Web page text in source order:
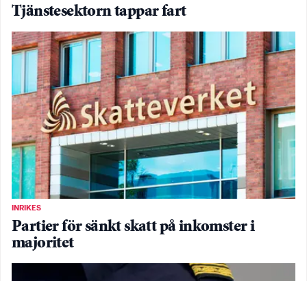
Tjänstesektorn tappar fart
INRIKES
Partier för sänkt skatt på inkomster i
majoritet